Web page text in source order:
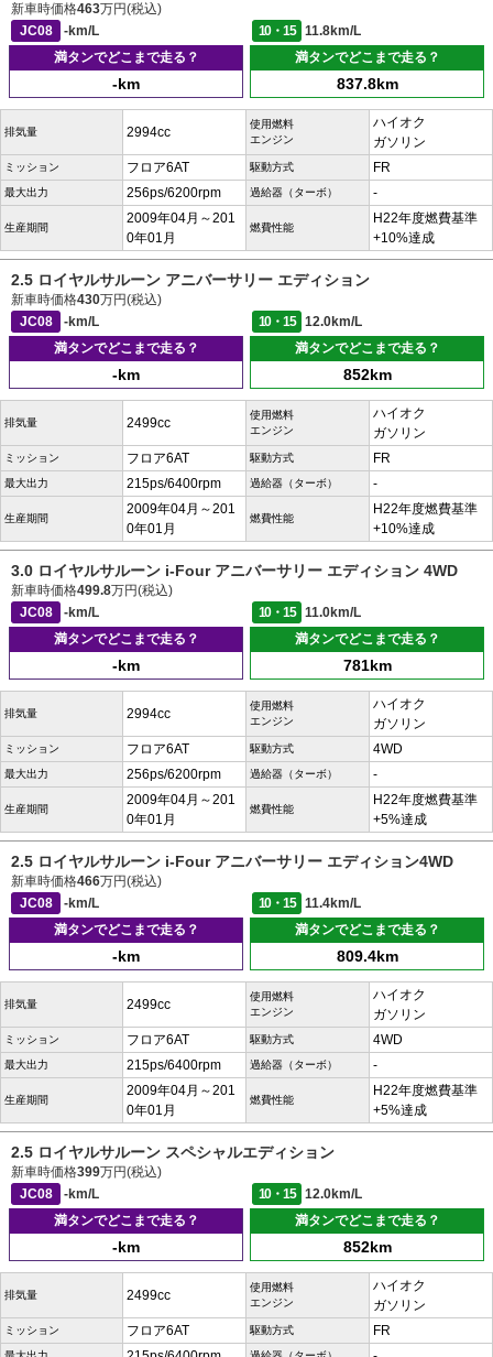
新車時価格463万円(税込)
JC08
-km/L 10・15
11.8km/L
満タンでどこまで走る？
-km
満タンでどこまで走る？
837.8km
排気量 2994cc
使用燃料
エンジン
ハイオク
ガソリン
ミッション フロア6AT 駆動方式 FR
最大出力 256ps/6200rpm 過給器（ターボ） -
生産期間
2009年04月～201
0年01月
燃費性能
H22年度燃費基準
+10%達成
2.5 ロイヤルサルーン アニバーサリー エディション
新車時価格430万円(税込)
JC08
-km/L 10・15
12.0km/L
満タンでどこまで走る？
-km
満タンでどこまで走る？
852km
排気量 2499cc
使用燃料
エンジン
ハイオク
ガソリン
ミッション フロア6AT 駆動方式 FR
最大出力 215ps/6400rpm 過給器（ターボ） -
生産期間
2009年04月～201
0年01月
燃費性能
H22年度燃費基準
+10%達成
3.0 ロイヤルサルーン i-Four アニバーサリー エディション 4WD
新車時価格499.8万円(税込)
JC08
-km/L 10・15
11.0km/L
満タンでどこまで走る？
-km
満タンでどこまで走る？
781km
排気量 2994cc
使用燃料
エンジン
ハイオク
ガソリン
ミッション フロア6AT 駆動方式 4WD
最大出力 256ps/6200rpm 過給器（ターボ） -
生産期間
2009年04月～201
0年01月
燃費性能
H22年度燃費基準
+5%達成
2.5 ロイヤルサルーン i-Four アニバーサリー エディション4WD
新車時価格466万円(税込)
JC08
-km/L 10・15
11.4km/L
満タンでどこまで走る？
-km
満タンでどこまで走る？
809.4km
排気量 2499cc
使用燃料
エンジン
ハイオク
ガソリン
ミッション フロア6AT 駆動方式 4WD
最大出力 215ps/6400rpm 過給器（ターボ） -
生産期間
2009年04月～201
0年01月
燃費性能
H22年度燃費基準
+5%達成
2.5 ロイヤルサルーン スペシャルエディション
新車時価格399万円(税込)
JC08
-km/L 10・15
12.0km/L
満タンでどこまで走る？
-km
満タンでどこまで走る？
852km
排気量 2499cc
使用燃料
エンジン
ハイオク
ガソリン
ミッション フロア6AT 駆動方式 FR